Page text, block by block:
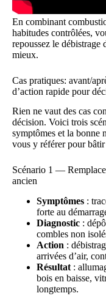
En combinant
habitudes contrôlées,
repoussez le débistrage
mieux.
Cas pratiques: avant/
d’action rapide pour
Rien ne vaut des cas
décision. Voici trois
symptômes et la bonne
vous y référer pour
Scénario 1 —
ancien
Symptômes :
forte au
Diagnostic :
combles non
Action :
arrivées d’air,
Résultat :
bois en baisse,
longtemps.